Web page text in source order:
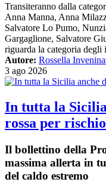
Transiteranno dalla
Anna Manna, Anna
Salvatore Lo Pumo,
Gargaglione, Salvatore
riguarda la categoria degli
Autore: Rossella
3 ago 2026
In tutta la
rossa per
Il bollettino della
massima allerta in
del caldo estremo